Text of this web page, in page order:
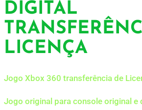
DIGITAL
LICENÇA
Jogo Xbox 360 transferência de
Jogo original para console original e